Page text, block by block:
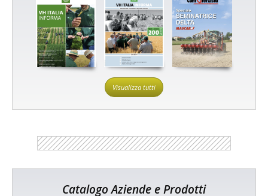
Visualizza tutti
Catalogo Aziende e Prodotti